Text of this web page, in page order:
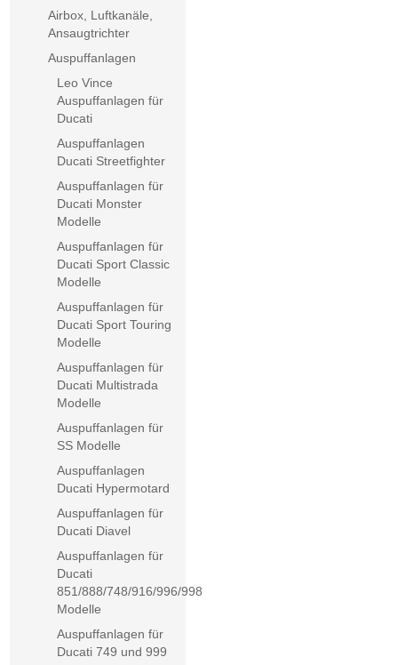
Airbox, Luftkanäle,
Ansaugtrichter
Auspuffanlagen
Leo Vince
Auspuffanlagen für
Ducati
Auspuffanlagen
Ducati Streetfighter
Auspuffanlagen für
Ducati Monster
Modelle
Auspuffanlagen für
Ducati Sport Classic
Modelle
Auspuffanlagen für
Ducati Sport Touring
Modelle
Auspuffanlagen für
Ducati Multistrada
Modelle
Auspuffanlagen für
SS Modelle
Auspuffanlagen
Ducati Hypermotard
Auspuffanlagen für
Ducati Diavel
Auspuffanlagen für
Ducati
851/888/748/916/996/998
Modelle
Auspuffanlagen für
Ducati 749 und 999